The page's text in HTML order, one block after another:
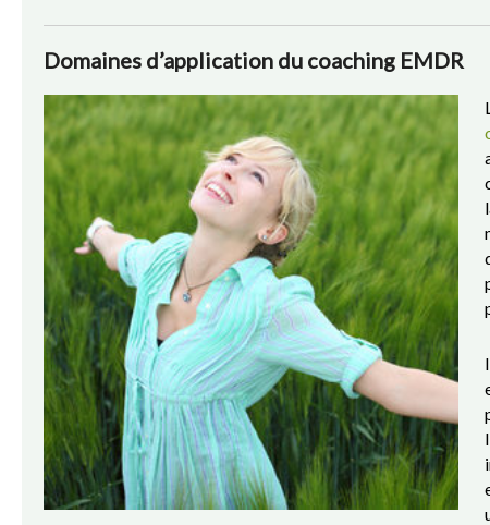
Domaines d’application du coaching EMDR